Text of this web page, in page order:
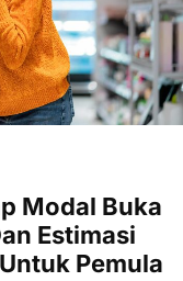
Modal Buka
Estimasi
Pemula